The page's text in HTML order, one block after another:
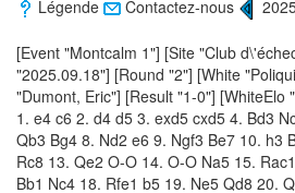
Légende Contactez-nous
[Event "Montcalm 1"] [Site "Club
"2025.09.18"] [Round "2"] [White
"Dumont, Eric"] [Result "1-0"] [WhiteElo
1. e4 c6 2. d4 d5 3. exd5 cxd5 4. Bd3
Qb3 Bg4 8. Nd2 e6 9. Ngf3 Be7 10. h3
Rc8 13. Qe2 O-O 14. O-O Na5 15.
Bb1 Nc4 18. Rfe1 b5 19. Ne5 Qd8 20.